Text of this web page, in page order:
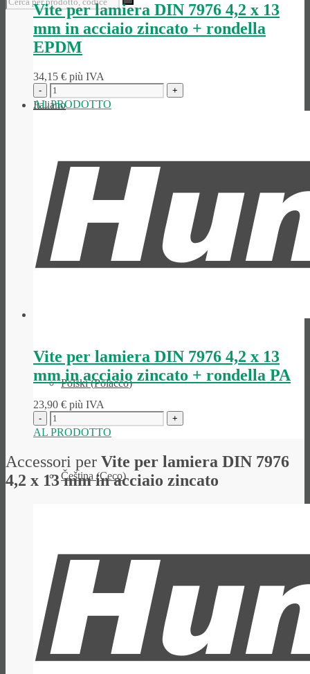
Italiano
Deutsch(Tedesco
Polski(Polacco)
Čeština (Ceco)
Nederlands Olandese
Français(Francese)
Vite per lamiera DIN 7976 4,2 x 13
mm in acciaio zincato + rondella
EPDM
34,15 € più IVA
AL PRODOTTO
Vite per lamiera DIN 7976 4,2 x 13
mm in acciaio zincato + rondella PA
23,90 € più IVA
AL PRODOTTO
Accessori per Vite per lamiera DIN 7976
4,2 x 13 mm in acciaio zincato